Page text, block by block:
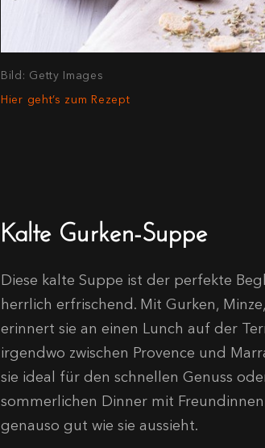
Bild: Getty Images
Hier geht’s zum Rezept
Kalte Gurken-Suppe
Diese kalte Suppe ist der perfekte
herrlich erfrischend. Mit Gurken,
erinnert sie an einen Lunch auf der
irgendwo zwischen Provence und
sie ideal für den schnellen Genuss
sommerlichen Dinner mit
genauso gut wie sie aussieht.